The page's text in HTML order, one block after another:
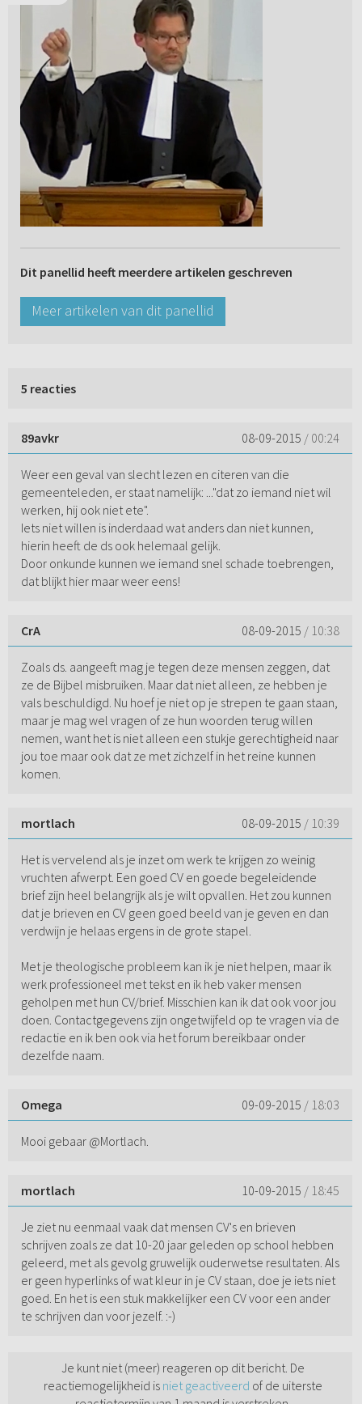
Dit panellid heeft meerdere artikelen geschreven
Meer artikelen van dit panellid
5 reacties
89avkr 08-09-2015 / 00:24
Weer een geval van slecht lezen en citeren van die
gemeenteleden, er staat namelijk: ..."dat zo iemand niet wil
werken, hij ook niet ete".
Iets niet willen is inderdaad wat anders dan niet kunnen,
hierin heeft de ds ook helemaal gelijk.
Door onkunde kunnen we iemand snel schade toebrengen,
dat blijkt hier maar weer eens!
CrA 08-09-2015 / 10:38
Zoals ds. aangeeft mag je tegen deze mensen zeggen, dat
ze de Bijbel misbruiken. Maar dat niet alleen, ze hebben je
vals beschuldigd. Nu hoef je niet op je strepen te gaan staan,
maar je mag wel vragen of ze hun woorden terug willen
nemen, want het is niet alleen een stukje gerechtigheid naar
jou toe maar ook dat ze met zichzelf in het reine kunnen
komen.
mortlach 08-09-2015 / 10:39
Het is vervelend als je inzet om werk te krijgen zo weinig
vruchten afwerpt. Een goed CV en goede begeleidende
brief zijn heel belangrijk als je wilt opvallen. Het zou kunnen
dat je brieven en CV geen goed beeld van je geven en dan
verdwijn je helaas ergens in de grote stapel.
Met je theologische probleem kan ik je niet helpen, maar ik
werk professioneel met tekst en ik heb vaker mensen
geholpen met hun CV/brief. Misschien kan ik dat ook voor jou
doen. Contactgegevens zijn ongetwijfeld op te vragen via de
redactie en ik ben ook via het forum bereikbaar onder
dezelfde naam.
Omega 09-09-2015 / 18:03
Mooi gebaar @Mortlach.
mortlach 10-09-2015 / 18:45
Je ziet nu eenmaal vaak dat mensen CV's en brieven
schrijven zoals ze dat 10-20 jaar geleden op school hebben
geleerd, met als gevolg gruwelijk ouderwetse resultaten. Als
er geen hyperlinks of wat kleur in je CV staan, doe je iets niet
goed. En het is een stuk makkelijker een CV voor een ander
te schrijven dan voor jezelf. :-)
Je kunt niet (meer) reageren op dit bericht. De
reactiemogelijkheid is niet geactiveerd of de uiterste